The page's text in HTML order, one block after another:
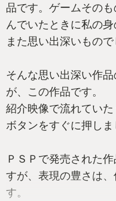
品です。ゲームその
んでいたときに私の
また思い出深いもので
そんな思い出深い作
が、この作品です。
紹介映像で流れてい
ボタンをすぐに押しま
ＰＳＰで発売された
すが、表現の豊さは
す。